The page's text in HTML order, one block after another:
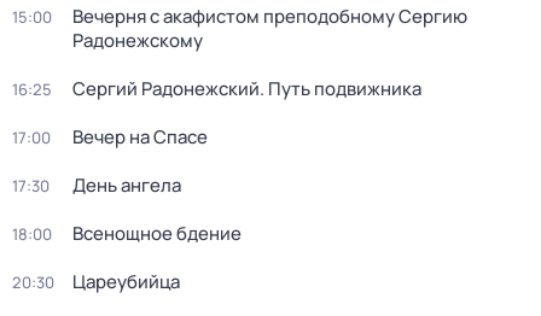
15:00
Вечерня с акафистом преподобному Сергию
Радонежскому
16:25 Сергий Радонежский. Путь подвижника
17:00 Вечер на Спасе
17:30 День ангела
18:00 Всенощное бдение
20:30 Цареубийца